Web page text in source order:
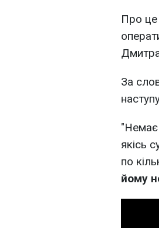
Про це
За
"Немає
якісь
по
йому